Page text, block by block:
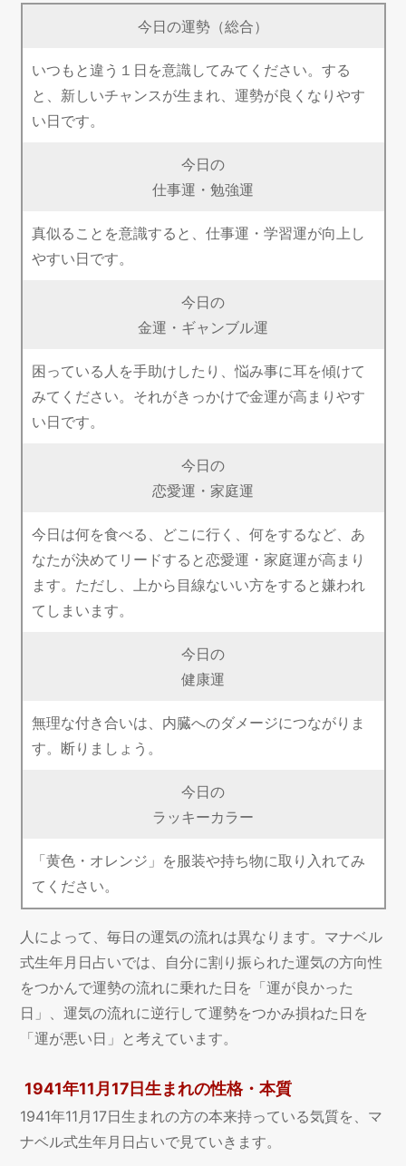
今日の運勢（総合）
いつもと違う１日を意識してみてください。する
と、新しいチャンスが生まれ、運勢が良くなりやす
い日です。
今日の
仕事運・勉強運
真似ることを意識すると、仕事運・学習運が向上し
やすい日です。
今日の
金運・ギャンブル運
困っている人を手助けしたり、悩み事に耳を傾けて
みてください。それがきっかけで金運が高まりやす
い日です。
今日の
恋愛運・家庭運
今日は何を食べる、どこに行く、何をするなど、あ
なたが決めてリードすると恋愛運・家庭運が高まり
ます。ただし、上から目線ないい方をすると嫌われ
てしまいます。
今日の
健康運
無理な付き合いは、内臓へのダメージにつながりま
す。断りましょう。
今日の
ラッキーカラー
「黄色・オレンジ」を服装や持ち物に取り入れてみ
てください。
人によって、毎日の運気の流れは異なります。マナベル
式生年月日占いでは、自分に割り振られた運気の方向性
をつかんで運勢の流れに乗れた日を「運が良かった
日」、運気の流れに逆行して運勢をつかみ損ねた日を
「運が悪い日」と考えています。
1941年11月17日生まれの性格・本質
1941年11月17日生まれの方の本来持っている気質を、マ
ナベル式生年月日占いで見ていきます。